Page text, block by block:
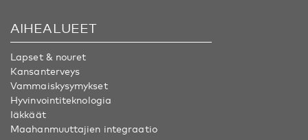
AIHEALUEET
Lapset & nouret
Kansanterveys
Vammaiskysymykset
Hyvinvointiteknologia
Iäkkäät
Maahanmuuttajien integraatio